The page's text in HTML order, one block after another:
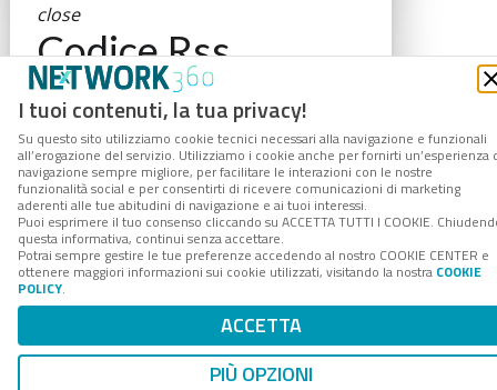
I tuoi contenuti, la tua privacy!
Su questo sito utilizziamo cookie tecnici necessari alla navigazione e funzionali
all’erogazione del servizio. Utilizziamo i cookie anche per fornirti un’esperienza
navigazione sempre migliore, per facilitare le interazioni con le nostre
funzionalità social e per consentirti di ricevere comunicazioni di marketing
aderenti alle tue abitudini di navigazione e ai tuoi interessi.
Puoi esprimere il tuo consenso cliccando su ACCETTA TUTTI I COOKIE.
questa informativa, continui senza accettare.
Potrai sempre gestire le tue preferenze accedendo al nostro COOKIE CENTER e
ottenere maggiori informazioni sui cookie utilizzati, visitando la nostra COOKIE
POLICY.
ACCETTA
PIÙ OPZIONI
close
Codice Rss
Clicca sul pulsante per copiare il link
RSS negli appunti.
RSS link
COPIA LINK